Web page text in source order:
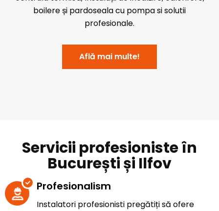
boilere și pardoseala cu pompa si solutii
profesionale.
Află mai multe!
Servicii profesioniste în
București și Ilfov
Profesionalism
Instalatori profesionisti pregătiți să ofere